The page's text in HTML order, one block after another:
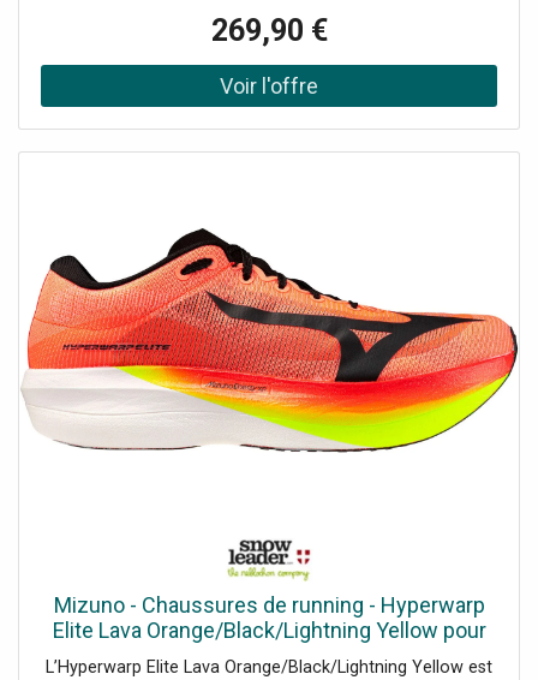
intègre une plaque de carbone sur toute la longueur qui
augmente la rigidité à la flexion et dynamise chaque
foulée. Sa plaque Smooth Speed Plate s’adapte
parfaitement à votre foulée pour un confort personnalisé
légèreté et la réactivité, et une couche inférieure en TPEE
pour le soutien et la fermeté, garantissant un retour
d’énergie explosif et une foulée douce et stable.La
semelle extérieure en gomme G3 offre une adhérence
exceptionnelle sur l’asphalte, tout en étant légère pour ne
pas freiner votre vitesse. Enfin, la technologie Mizuno
Wave assure un amorti et une stabilité remarquables en
répartissant parfaitement les impacts à chaque
appui.L’Hyperwarp Elite est idéale pour les coureurs
269,90 €
Mizuno - Chaussures de running - Hyperwarp
Elite Lava Orange/Black/Lightning Yellow pour
Homme - Taille 9,5 UK
L’Hyperwarp Elite Lava Orange/Black/Lightning Yellow est